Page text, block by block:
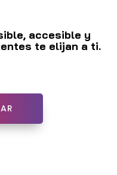
accesible y
te elijan a ti.